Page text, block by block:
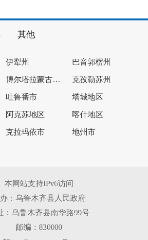
其他
伊犁州 巴音郭楞州
博尔塔拉蒙古自治州 克孜勒苏州
吐鲁番市 塔城地区
阿克苏地区 喀什地区
克拉玛依市 地州市
本网站支持IPv6访问
：乌鲁木齐县人民政府
：乌鲁木齐县南华路99号
邮编：830000